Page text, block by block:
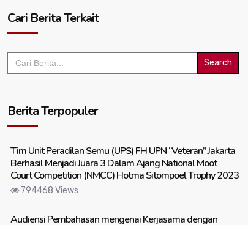
Cari Berita Terkait
Search
for:
Berita Terpopuler
Tim Unit Peradilan Semu (UPS) FH UPN “Veteran” Jakarta
Berhasil Menjadi Juara 3 Dalam Ajang National Moot
Court Competition (NMCC) Hotma Sitompoel Trophy 2023
794468 Views
Audiensi Pembahasan mengenai Kerjasama dengan